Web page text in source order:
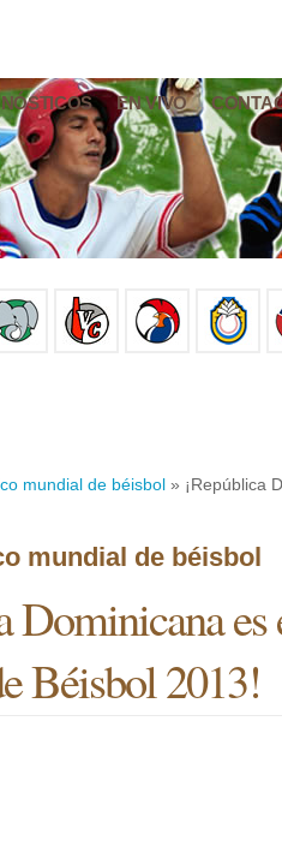
EN VIVO
mundial de béisbol » ¡República
mundial de béisbol
Dominicana
Béisbol 2013!